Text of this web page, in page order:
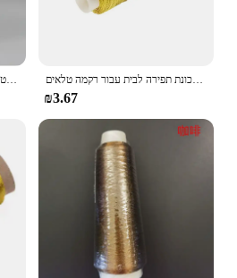
3600 מ 'ידני בהיר משי זהב חוט חוט רקמת כסף חוט משי זהב diy חוט כסף חוטי חוט 200 חוט כסף זהב אור בהיר בהיר לבן בעבודת יד פטצ 'ר מכונת תפירה לבית עבור רקמה טלאים
₪3.67